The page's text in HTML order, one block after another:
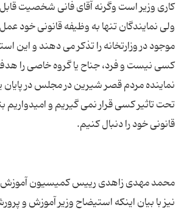
کاری وزیر است وگرنه آقای فانی شخصیت
ولی نمایندگان تنها به وظیفه قانونی خود
موجود در وزارتخانه را تذکر می دهند و این
نماینده مردم قصر شیرین در مجلس در پایان
تحت تاثیر کسی قرار نمی گیریم و امیدواریم
محمد مهدی زاهدی رییس کمیسیون
نیز با بیان اینکه استیضاح وزیر آموزش و